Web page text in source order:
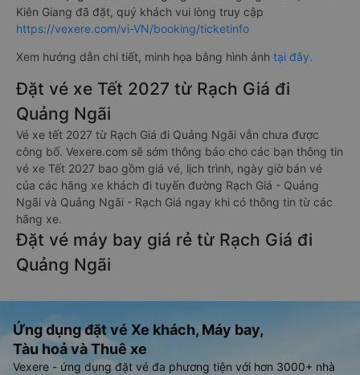
Kiên Giang đã đặt, quý khách vui lòng truy cập
https://vexere.com/vi-VN/booking/ticketinfo
Xem hướng dẫn chi tiết, minh họa bằng hình ảnh tại đây.
Đặt vé xe Tết 2027 từ Rạch Giá đi
Quảng Ngãi
Vé xe tết 2027 từ Rạch Giá đi Quảng Ngãi vẫn chưa được
công bố. Vexere.com sẽ sớm thông báo cho các bạn thông tin
vé xe Tết 2027 bao gồm giá vé, lịch trình, ngày giờ bán vé
của các hãng xe khách đi tuyến đường Rạch Giá - Quảng
Ngãi và Quảng Ngãi - Rạch Giá ngay khi có thông tin từ các
hãng xe.
Đặt vé máy bay giá rẻ từ Rạch Giá đi
Quảng Ngãi
Ứng dụng đặt vé Xe khách, Máy bay,
Tàu hoả và Thuê xe
Vexere - ứng dụng đặt vé đa phương tiện với hơn 3000+ nhà